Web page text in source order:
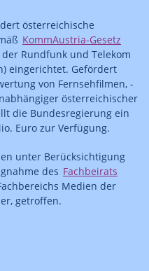
österreichische
KommAustria-Gesetz
Rundfunk und Telekom
eingerichtet. Gefördert
von Fernsehfilmen, -
österreichischer
die Bundesregierung ein
Euro zur Verfügung.
unter Berücksichtigung
des Fachbeirats
Medien der
getroffen.